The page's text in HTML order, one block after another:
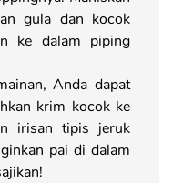
gula dan kocok
ke dalam piping
Anda dapat
krim kocok ke
irisan tipis jeruk
pai di dalam